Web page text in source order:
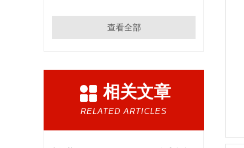
查看全部
相关文章
RELATED ARTICLES